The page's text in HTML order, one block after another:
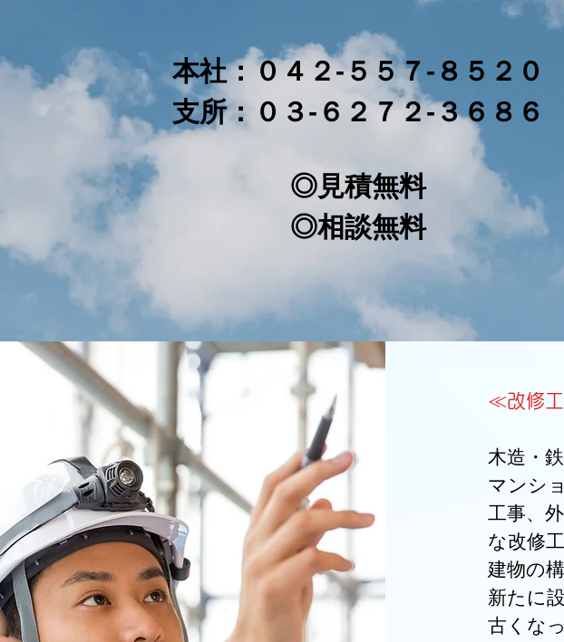
本社：０４２-５５７-８５２０
支所：０３-６２７２-３６８６
◎見積無料
◎相談無料
≪改修
木造・
マンシ
工事、
な改修
建物の
新たに
古くな